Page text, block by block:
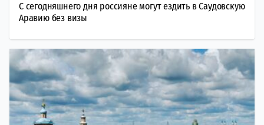
С сегодняшнего дня россияне могут ездить в Саудовскую
Аравию без визы